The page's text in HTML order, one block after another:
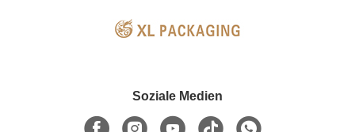
Soziale Medien